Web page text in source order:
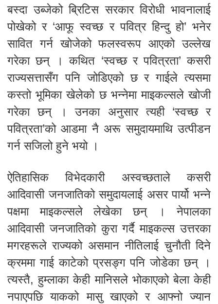
बस्दा उब्जेको ब्रिटिस सरकार विरोधी भावनालाई
पोखेको र ‘आफू स्वच्छ र पवित्र हिन्दु हो’ भनेर
सावित गर्न खोजेको फलस्वरूप आएको उल्लेख
गरेका छन् । कथित ‘स्वच्छ र पवित्रता’ कसरी
राज्यसत्तासँग पनि जोडिएको छ र गाईले त्यसमा
कस्तो भूमिका खेलेको छ भन्नेमा माइकल्सले खोजी
गरेका छन् । उनका अनुसार त्यही ‘स्वच्छ र
पवित्रता’को आडमा नै अरू समुदायमाथि उत्पीडन
गर्न सजिलो हुने भयो ।
ऐतिहासिक विभेदकारी अस्वच्छताले कसरी
आदिवासी जनजातिको समुदायलाई असर पार्यो भन्ने
पक्षमा माइकल्सले लेखेका छन् । नेपालका
आदिवासी जनजातिको कुरा गर्दै माइकल्स उत्तरका
मगरहरूले राज्यको असमान नीतिलाई चुनौती दिने
क्रममा गाई काटेको प्रसङ्ग पनि जोडेका छन् ।
त्यस्तै, हुम्लाका केही मानिसले भोकाएको बेला केही
नपाएपछि याकको मासु खाएको र आफ्नो ज्यान